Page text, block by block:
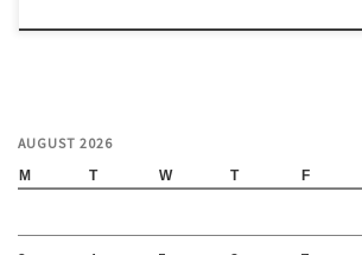
AUGUST 2026
M T W T F